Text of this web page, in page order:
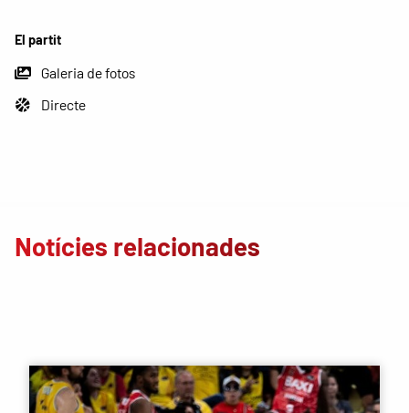
El partit
Galeria de fotos
Directe
Notícies relacionades